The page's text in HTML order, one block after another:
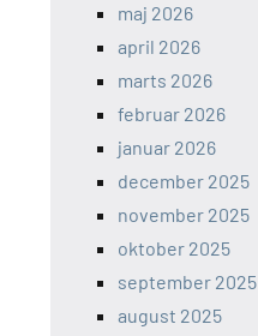
maj 2026
april 2026
marts 2026
februar 2026
januar 2026
december 2025
november 2025
oktober 2025
september 2025
august 2025